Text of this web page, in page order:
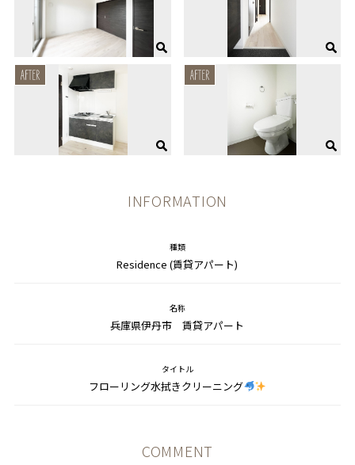
INFORMATION
種類
Residence (賃貸アパート)
名称
兵庫県伊丹市 賃貸アパート
タイトル
フローリング水拭きクリーニング
COMMENT